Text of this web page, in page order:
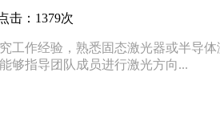
击：1379次
工作经验，熟悉固态激光器或半导
够指导团队成员进行激光方向...